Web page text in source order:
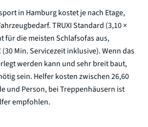
in Hamburg kostet je nach Etage,
TRUXI Standard (3,10 ×
für die meisten Schlafsofas aus,
Min. Servicezeit inklusive). Wenn das
werden kann und sehr breit baut,
sein. Helfer kosten zwischen 26,60
und Person, bei Treppenhäusern ist
empfohlen.